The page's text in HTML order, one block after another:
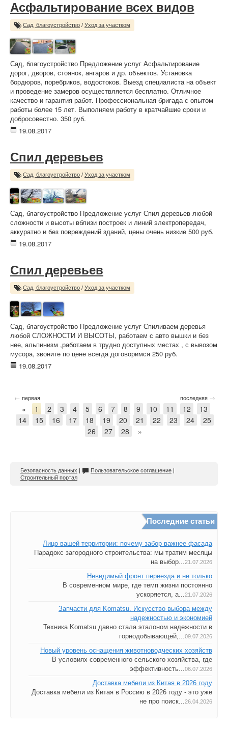
Асфальтирование всех видов
Сад, благоустройство / Уход за участком
Сад, благоустройство Предложение услуг Асфальтирование
дорог, дворов, стоянок, ангаров и др. объектов. Установка
бордюров, поребриков, водостоков. Выезд специалиста на объект
и проведение замеров осуществляется бесплатно. Отличное
качество и гарантия работ. Профессиональная бригада с опытом
работы более 15 лет. Выполняем работу в кратчайшие сроки и
добросовестно. 350 руб.
19.08.2017
Спил деревьев
Сад, благоустройство / Уход за участком
Сад, благоустройство Предложение услуг Спил деревьев любой
сложности и высоты вблизи построек и линий электропередач,
аккуратно и без повреждений зданий, цены очень низкие 500 руб.
19.08.2017
Спил деревьев
Сад, благоустройство / Уход за участком
Сад, благоустройство Предложение услуг Спиливаем деревья
любой СЛОЖНОСТИ И ВЫСОТЫ, работаем с авто вышки и без
нее, альпинизм ,работаем в трудно доступных местах , с вывозом
мусора, звоните по цене всегда договоримся 250 руб.
19.08.2017
← первая последняя →
« 1 2 3 4 5 6 7 8 9 10 11 12
13
14
15 16 17 18 19 20 21 22 23 24
25
26
27 28 »
Безопасность данных | Пользовательское соглашение |
Строительный портал
Последние статьи
Лицо вашей территории: почему забор важнее фасада
Парадокс загородного строительства: мы тратим месяцы
на выбор...21.07.2026
Невидимый фронт переезда и не только
В современном мире, где темп жизни постоянно
ускоряется, а...21.07.2026
Запчасти для Komatsu. Искусство выбора между
надежностью и экономией
Техника Komatsu давно стала эталоном надежности в
горнодобывающей,...09.07.2026
Новый уровень оснащения животноводческих хозяйств
В условиях современного сельского хозяйства, где
эффективность...06.07.2026
Доставка мебели из Китая в 2026 году
Доставка мебели из Китая в Россию в 2026 году - это уже
не про поиск...26.04.2026